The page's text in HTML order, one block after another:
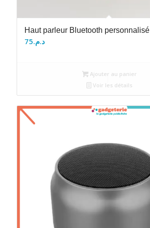
Haut parleur Bluetooth personnalisé
د.م.75
Ajouter au panier
Voir les détails